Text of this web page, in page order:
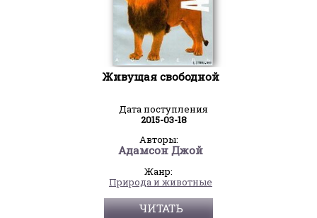
Живущая свободной
Дата поступления
2015-03-18
Авторы:
Адамсон Джой
Жанр:
Природа и животные
ЧИТАТЬ